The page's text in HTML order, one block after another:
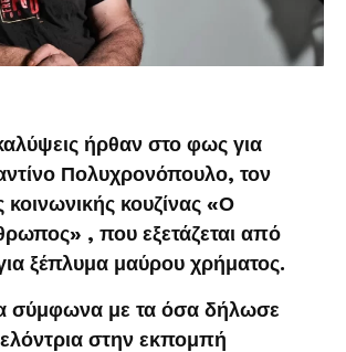
ήρθαν στο φως για
Πολυχρονόπουλο, τον
κοινωνικής κουζίνας «Ο
, που εξετάζεται από
ξέπλυμα μαύρου χρήματος.
σύμφωνα με τα όσα δήλωσε
στην εκπομπή